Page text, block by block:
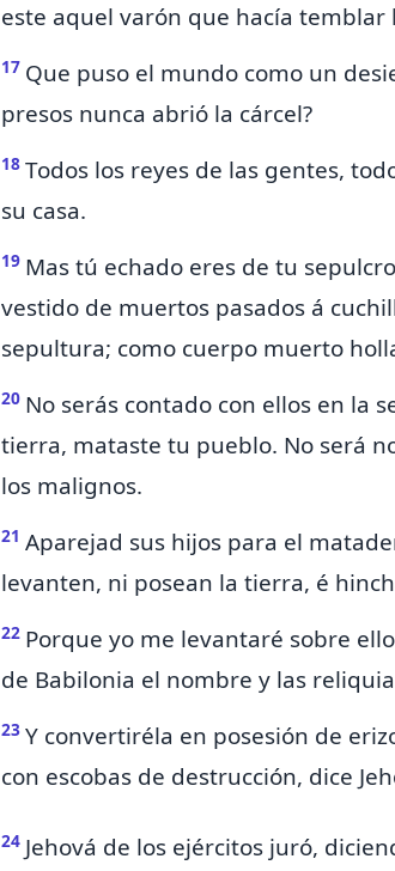
este aquel varón que hacía
17 Que puso el mundo como un
presos nunca abrió la cárcel?
18 Todos los reyes de las gentes,
su casa.
19 Mas tú echado eres de tu
vestido de muertos pasados á
sepultura; como cuerpo muerto
20 No serás contado con ellos en la
tierra, mataste tu pueblo. No será
los malignos.
21 Aparejad sus hijos para el
levanten, ni posean la tierra, é
22 Porque yo me levantaré sobre
de Babilonia el nombre y las
23 Y convertiréla en posesión de
con escobas de destrucción, dice
24 Jehová de los ejércitos juró,